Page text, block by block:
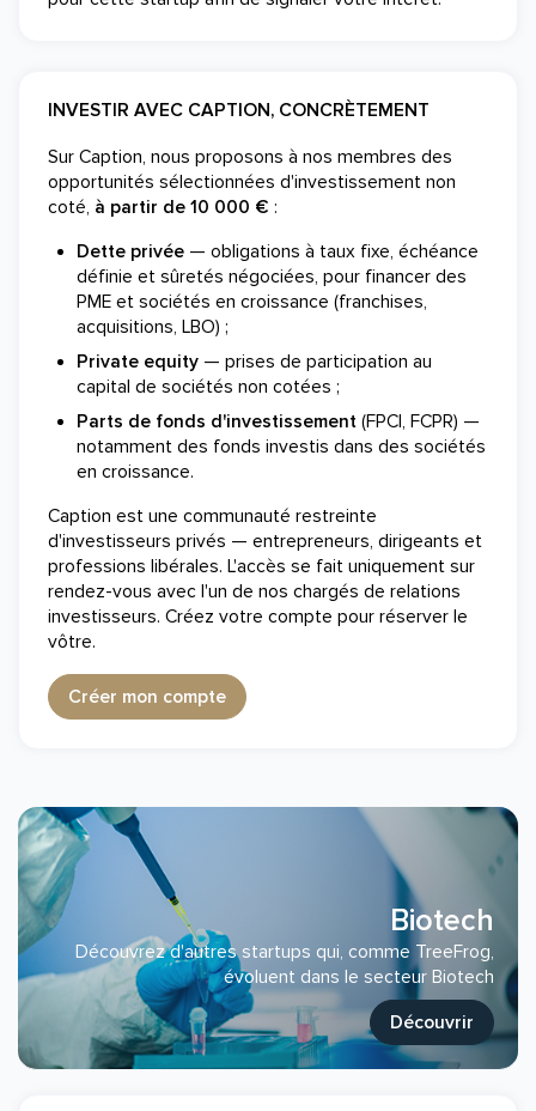
INVESTIR AVEC CAPTION, CONCRÈTEMENT
Sur Caption, nous proposons à nos membres des
opportunités sélectionnées d'investissement non
coté, à partir de 10 000 € :
Dette privée — obligations à taux fixe, échéance
définie et sûretés négociées, pour financer des
PME et sociétés en croissance (franchises,
acquisitions, LBO) ;
Private equity — prises de participation au
capital de sociétés non cotées ;
Parts de fonds d'investissement (FPCI, FCPR) —
notamment des fonds investis dans des sociétés
en croissance.
Caption est une communauté restreinte
d'investisseurs privés — entrepreneurs, dirigeants et
professions libérales. L'accès se fait uniquement sur
rendez-vous avec l'un de nos chargés de relations
investisseurs. Créez votre compte pour réserver le
vôtre.
Créer mon compte
Biotech
Découvrez d'autres startups qui, comme TreeFrog,
évoluent dans le secteur Biotech
Découvrir